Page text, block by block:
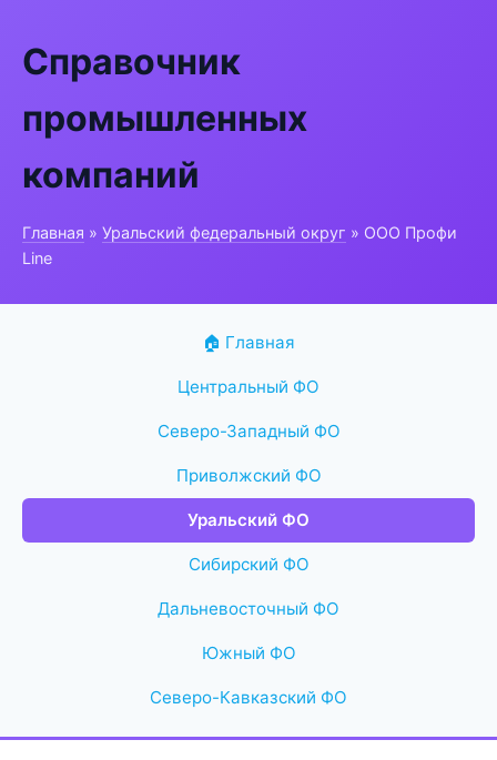
Справочник
промышленных
компаний
Главная » Уральский федеральный округ » ООО Профи
Line
🏠 Главная
Центральный ФО
Северо-Западный ФО
Приволжский ФО
Уральский ФО
Сибирский ФО
Дальневосточный ФО
Южный ФО
Северо-Кавказский ФО